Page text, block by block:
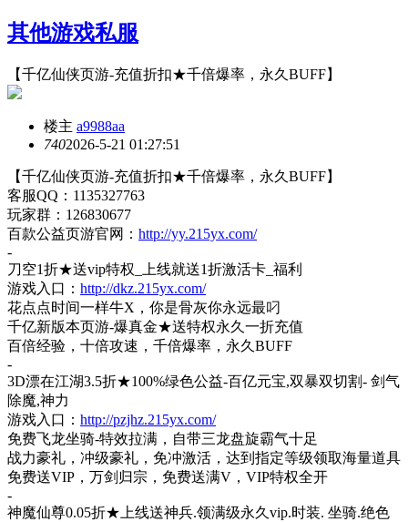
其他游戏私服
【千亿仙侠页游-充值折扣★千倍爆率，永久BUFF】
楼主 a9988aa
7402026-5-21 01:27:51
【千亿仙侠页游-充值折扣★千倍爆率，永久BUFF】
客服QQ：1135327763
玩家群： 126830677
百款公益页游官网： http://yy.215yx.com/
-
刀空1折★送vip特权_上线就送1折激活卡_福利
游戏入口： http://dkz.215yx.com/
花点点时间一样牛X，你是骨灰你永远最叼
千亿新版本页游-爆真金★送特权永久一折充值
百倍经验，十倍攻速，千倍爆率，永久 BUFF
-
3D漂在江湖3.5折★100%绿色公益-百亿元宝,双暴双切割- 剑气
除魔,神力
游戏入口： http://pzjhz.215yx.com/
免费飞龙坐骑-特效拉满，自带三龙盘旋霸气十足
战力豪礼，冲级豪礼，免冲激活，达到指定等级领取海量道具
免费送VIP，万剑归宗，免费送满V，VIP特权全开
-
神魔仙尊0.05折★上线送神兵.领满级永久vip.时装. 坐骑.绝色